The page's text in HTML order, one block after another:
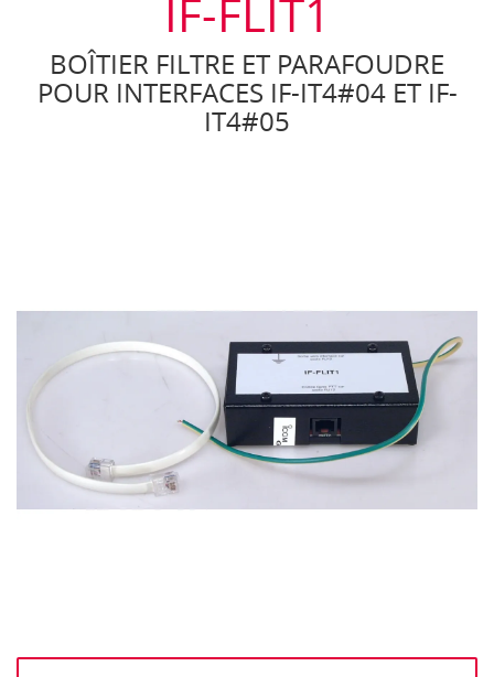
IF-FLIT1
BOÎTIER FILTRE ET PARAFOUDRE
POUR INTERFACES IF-IT4#04 ET IF-
IT4#05